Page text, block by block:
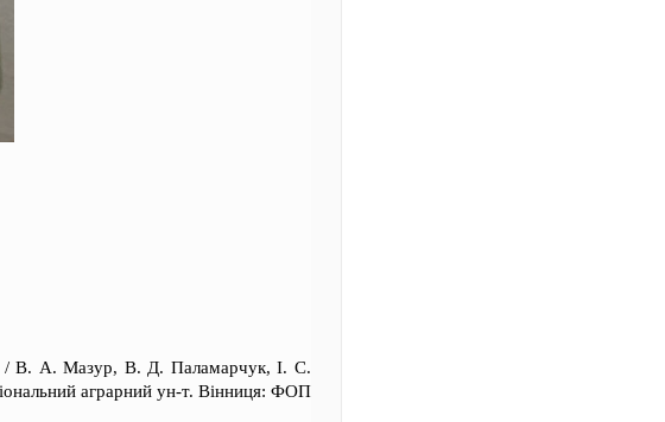
/ В. А. Мазур, В. Д. Паламарчук, І. С.
аграрний ун-т. Вінниця: ФОП